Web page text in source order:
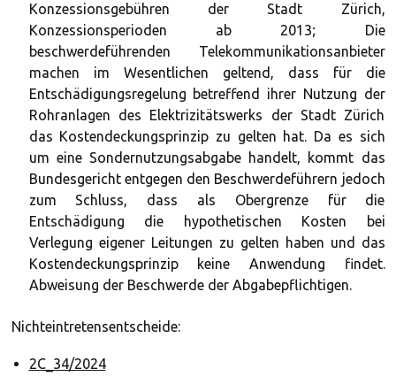
Konzessionsgebühren der Stadt Zürich,
Konzessionsperioden ab 2013; Die
beschwerdeführenden Telekommunikationsanbieter
machen im Wesentlichen geltend, dass für die
Entschädigungsregelung betreffend ihrer Nutzung der
Rohranlagen des Elektrizitätswerks der Stadt Zürich
das Kostendeckungsprinzip zu gelten hat. Da es sich
um eine Sondernutzungsabgabe handelt, kommt das
Bundesgericht entgegen den Beschwerdeführern jedoch
zum Schluss, dass als Obergrenze für die
Entschädigung die hypothetischen Kosten bei
Verlegung eigener Leitungen zu gelten haben und das
Kostendeckungsprinzip keine Anwendung findet.
Abweisung der Beschwerde der Abgabepflichtigen.
Nichteintretensentscheide:
2C_34/2024